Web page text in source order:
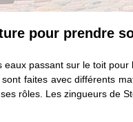
pour prendre
passant sur le toit
faites avec différents
rôles. Les zingueurs de